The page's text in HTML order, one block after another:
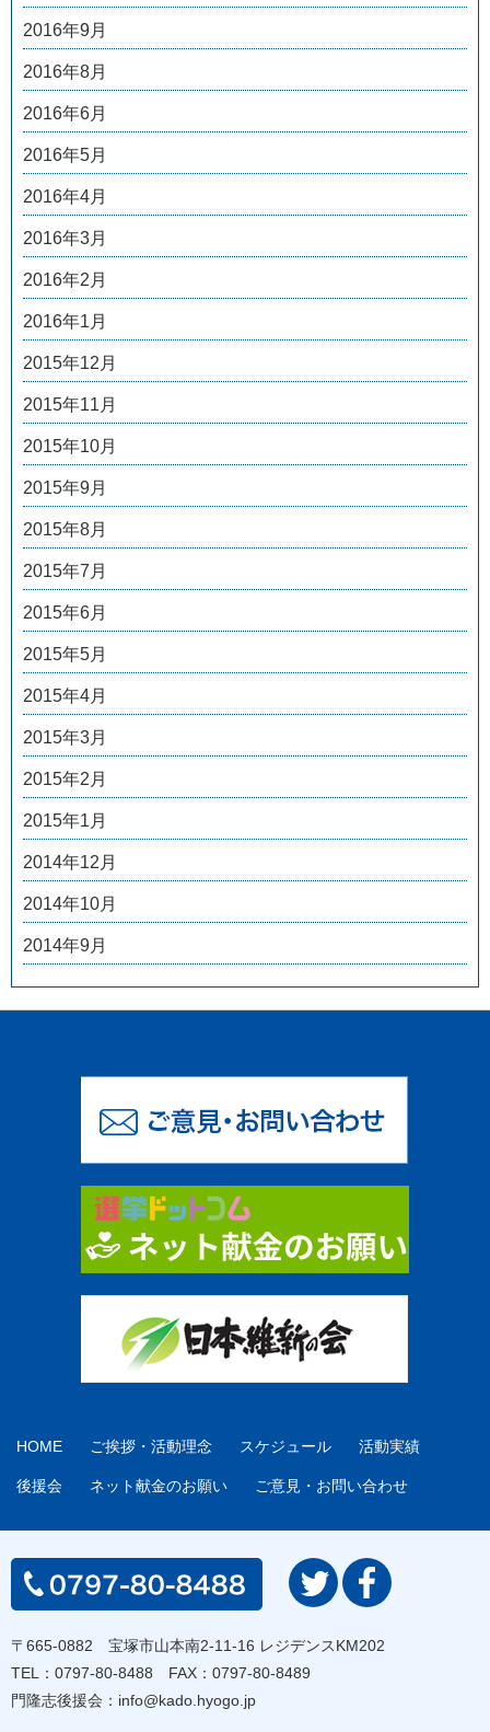
2016年9月
2016年8月
2016年6月
2016年5月
2016年4月
2016年3月
2016年2月
2016年1月
2015年12月
2015年11月
2015年10月
2015年9月
2015年8月
2015年7月
2015年6月
2015年5月
2015年4月
2015年3月
2015年2月
2015年1月
2014年12月
2014年10月
2014年9月
HOME ご挨拶・活動理念 スケジュール 活動実績
後援会 ネット献金のお願い ご意見・お問い合わせ
〒665-0882 宝塚市山本南2-11-16 レジデンスKM202
TEL： 0797-80-8488 FAX：0797-80-8489
門隆志後援会： info@kado.hyogo.jp